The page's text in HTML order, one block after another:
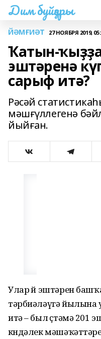
Дим буйҙары
ЙӘМҒИӘТ 27 НОЯБРЯ 2019,
Ҡатын-
эштәренә
сарыф итә?
Рәсәй
мәшғүллегенә
йыйған.
Улар өй эштәрен
тәрбиәләүгә йылына
итә – был өҫтәмә 201
көндәлек